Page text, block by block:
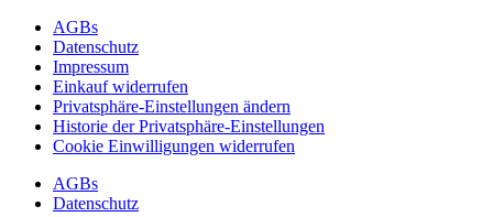
AGBs
Datenschutz
Impressum
Einkauf widerrufen
Privatsphäre-Einstellungen ändern
Historie der Privatsphäre-Einstellungen
Cookie Einwilligungen widerrufen
AGBs
Datenschutz